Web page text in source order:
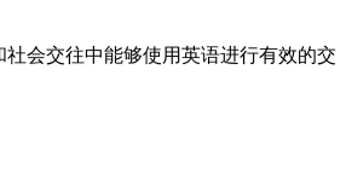
会交往中能够使用英语进行有效的交